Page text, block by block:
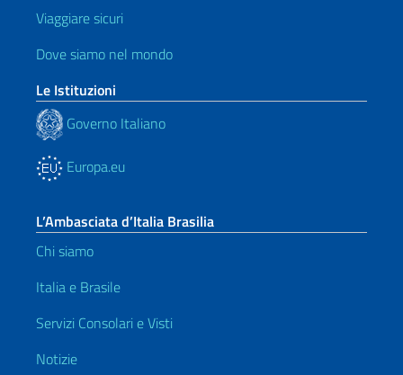
Viaggiare sicuri
Dove siamo nel mondo
Le Istituzioni
Governo Italiano
Europa.eu
L’Ambasciata d’Italia Brasilia
Chi siamo
Italia e Brasile
Servizi Consolari e Visti
Notizie